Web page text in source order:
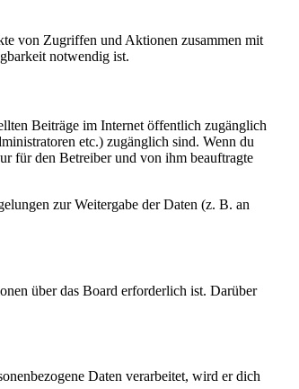
von Zugriffen und Aktionen zusammen mit
notwendig ist.
Beiträge im Internet öffentlich zugänglich
etc.) zugänglich sind. Wenn du
für den Betreiber und von ihm beauftragte
zur Weitergabe der Daten (z. B. an
über das Board erforderlich ist. Darüber
Daten verarbeitet, wird er dich